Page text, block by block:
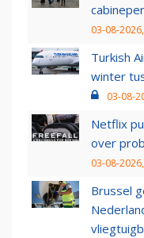
03-08-
Turkish
winter
03-08-
Netflix
over
03-08-
Brussel